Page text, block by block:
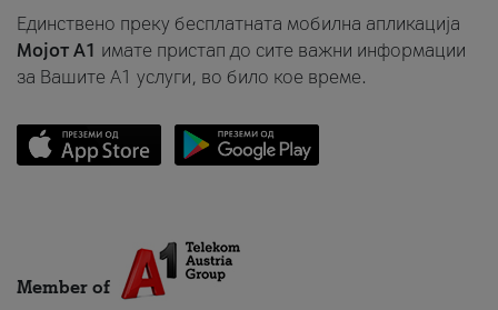
Единствено преку бесплатната мобилна апликација
Мојот A1 имате пристап до сите важни информации
за Вашите A1 услуги, во било кое време.
Member of